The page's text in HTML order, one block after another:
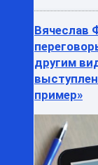
Вячеслав
другим
пример»